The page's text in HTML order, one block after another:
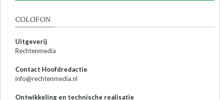
COLOFON
Uitgeverij
Rechtenmedia
Contact Hoofdredactie
info@rechtenmedia.nl
Ontwikkeling en technische realisatie